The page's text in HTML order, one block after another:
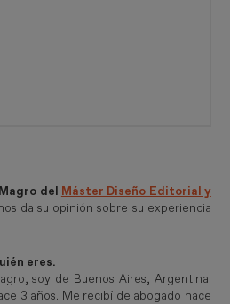
del
Máster Diseño Editorial y
da su opinión sobre su experiencia
eres.
soy de Buenos Aires, Argentina.
3 años. Me recibí de abogado hace